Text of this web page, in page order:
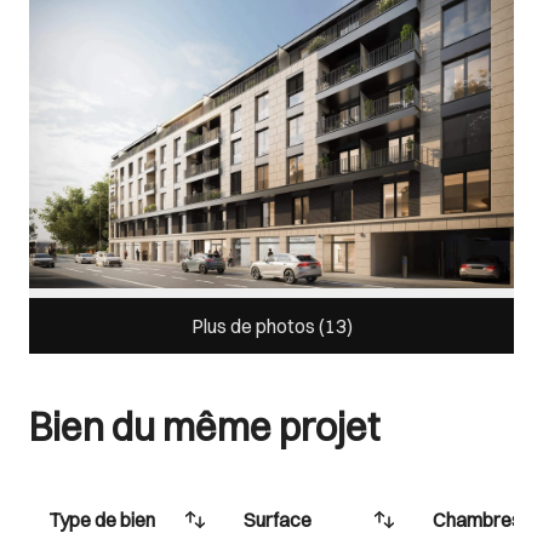
Plus de photos (13)
Bien du même projet
Type de bien Surface Chambres